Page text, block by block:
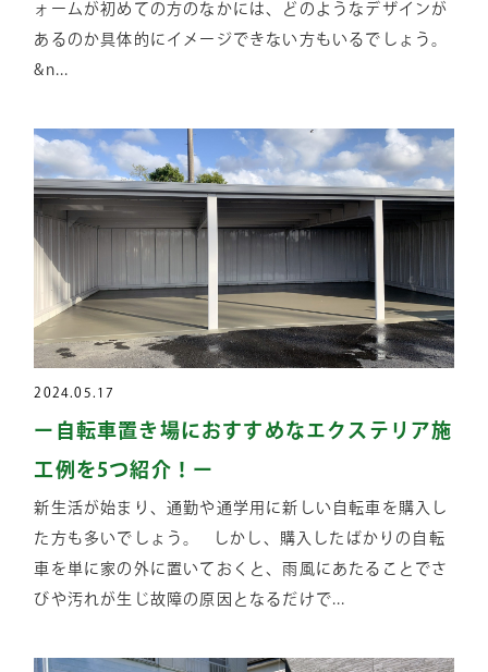
ォームが初めての方のなかには、どのようなデザインが
あるのか具体的にイメージできない方もいるでしょう。
&n...
2024.05.17
ー自転車置き場におすすめなエクステリア施
工例を5つ紹介！ー
新生活が始まり、通勤や通学用に新しい自転車を購入し
た方も多いでしょう。 しかし、購入したばかりの自転
車を単に家の外に置いておくと、雨風にあたることでさ
びや汚れが生じ故障の原因となるだけで...